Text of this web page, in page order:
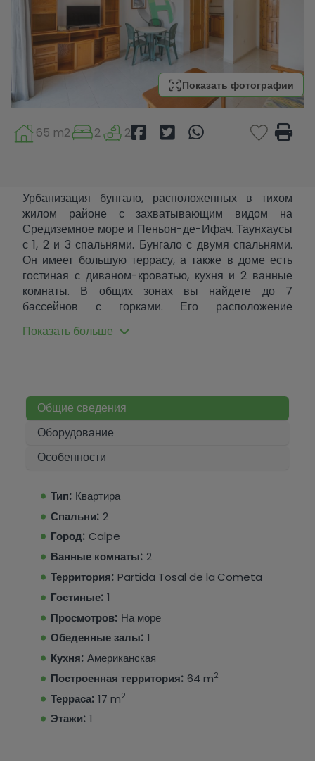
Показать фотографии
65 m2 2 2
Урбанизация бунгало, расположенных в тихом
жилом районе с захватывающим видом на
Средиземное море и Пеньон-де-Ифач. Таунхаусы
с 1, 2 и 3 спальнями. Бунгало с двумя спальнями.
Он имеет большую террасу, а также в доме есть
гостиная с диваном-кроватью, кухня и 2 ванные
комнаты. В общих зонах вы найдете до 7
бассейнов с горками. Его расположение
всего в нескольких минутах от пляжей и услуг,
полностью меблирована.
Показать больше
Общие сведения
Оборудование
Особенности
Тип: Квартира
Спальни: 2
Город: Calpe
Ванные комнаты: 2
Территория: Partida Tosal de la Cometa
Гостиные: 1
Просмотров: На море
Обеденные залы: 1
Кухня: Американская
Построенная территория: 64 m2
Терраса: 17 m2
Этажи: 1